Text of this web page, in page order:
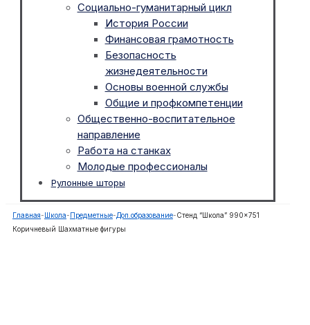
Социально-гуманитарный цикл
История России
Финансовая грамотность
Безопасность
жизнедеятельности
Основы военной службы
Общие и профкомпетенции
Общественно-воспитательное
направление
Работа на станках
Молодые профессионалы
Рулонные шторы
Главная- Школа- Предметные-Доп.образование-Стенд “Школа” 990×751
Коричневый Шахматные фигуры